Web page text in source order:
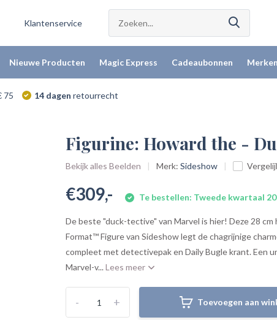
Klantenservice
Nieuwe Producten Magic Express Cadeaubonnen Merken
75 14 dagen retourrecht
Figurine: Howard the -
Bekijk alles Beelden Merk:Sideshow
€309,- Te bestellen: Tweede kwartaal
De beste "duck-tective" van Marvel is hier! Deze 28
Format™ Figure van Sideshow legt de chagrijnige
compleet met detectivepak en Daily Bugle krant. Een
Marvel-v...Lees meer
+
- Toevoegen aan